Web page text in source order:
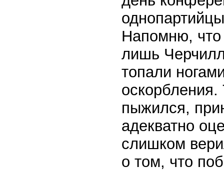
Напомню, что
лишь
топали
пыжился,
адекватно
слишком
о том, что